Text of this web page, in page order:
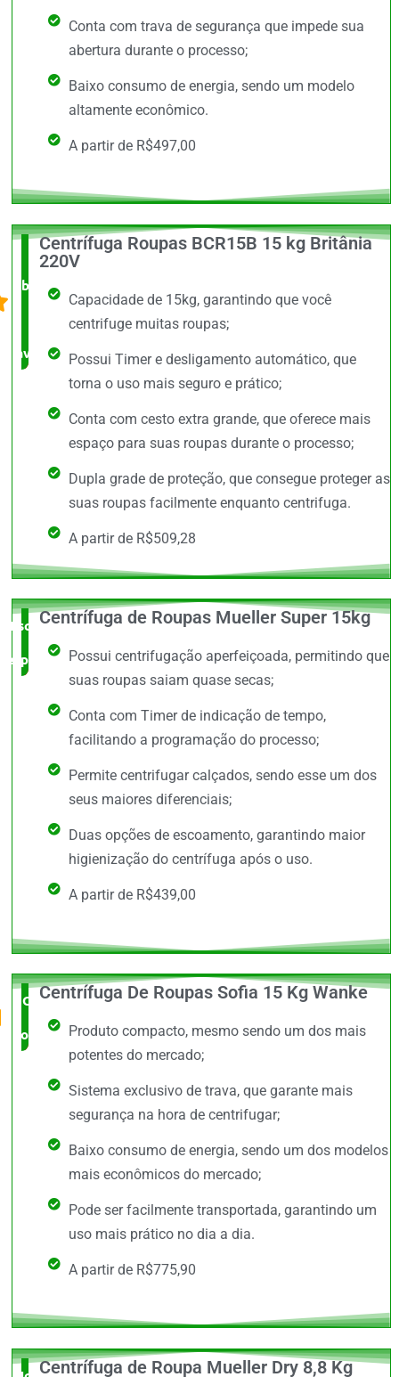
Conta com trava de segurança que impede sua
abertura durante o processo;
Baixo consumo de energia, sendo um modelo
altamente econômico.
A partir de R$497,00
O +
barato,
avaliado!
Centrífuga Roupas BCR15B 15 kg Britânia
220V
Capacidade de 15kg, garantindo que você
centrifuge muitas roupas;
Possui Timer e desligamento automático, que
torna o uso mais seguro e prático;
Conta com cesto extra grande, que oferece mais
espaço para suas roupas durante o processo;
Dupla grade de proteção, que consegue proteger as
suas roupas facilmente enquanto centrifuga.
A partir de R$509,28
Escolha do
especialista
Centrífuga de Roupas Mueller Super 15kg
Possui centrifugação aperfeiçoada, permitindo que
suas roupas saiam quase secas;
Conta com Timer de indicação de tempo,
facilitando a programação do processo;
Permite centrifugar calçados, sendo esse um dos
seus maiores diferenciais;
Duas opções de escoamento, garantindo maior
higienização do centrífuga após o uso.
A partir de R$439,00
O Mais
completo
Centrífuga De Roupas Sofia 15 Kg Wanke
Produto compacto, mesmo sendo um dos mais
potentes do mercado;
Sistema exclusivo de trava, que garante mais
segurança na hora de centrifugar;
Baixo consumo de energia, sendo um dos modelos
mais econômicos do mercado;
Pode ser facilmente transportada, garantindo um
uso mais prático no dia a dia.
A partir de R$775,90
Centrífuga de Roupa Mueller Dry 8,8 Kg